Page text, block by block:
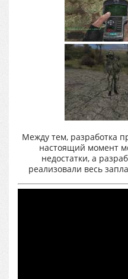
Между тем, разработка
настоящий момент
недостатки, а
реализовали весь